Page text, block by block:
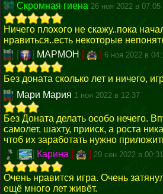
Скромная гиена 26 ноя 2022 в 07:05
Ничего плохого не скажу..пока
нравиться..есть некоторые
[
] МАРМОН [ ] 6 ноя 2022 в
Без доната сколько лет и ничего,
Мари Мария 1 ноя 2022 в 12:37
Без Доната делать особо нечего.
самолет, шахту, прииск, а роста
чтоб их заработать нужно
[
] Карина [ ] 29 сен 2022 в 00:31
Очень нравится игра. Очень
ещё много лет живёт.